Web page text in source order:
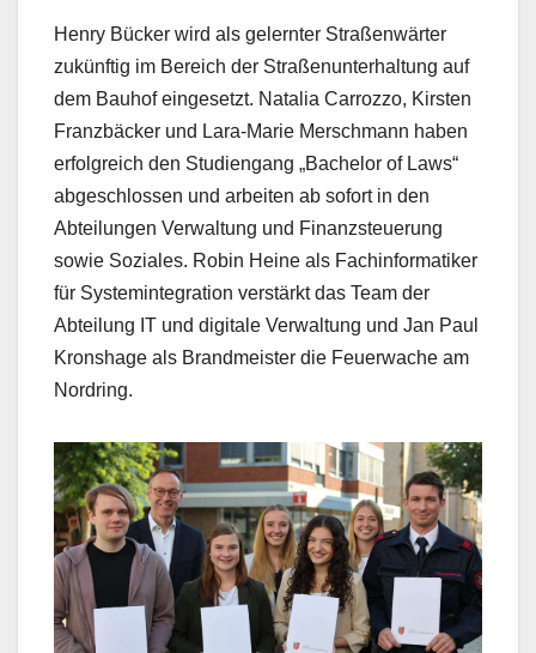
Henry Bücker wird als gelernter Straßenwärter
zukünftig im Bereich der Straßenunterhaltung auf
dem Bauhof eingesetzt. Natalia Carrozzo, Kirsten
Franzbäcker und Lara-Marie Merschmann haben
erfolgreich den Studiengang „Bachelor of Laws“
abgeschlossen und arbeiten ab sofort in den
Abteilungen Verwaltung und Finanzsteuerung
sowie Soziales. Robin Heine als Fachinformatiker
für Systemintegration verstärkt das Team der
Abteilung IT und digitale Verwaltung und Jan Paul
Kronshage als Brandmeister die Feuerwache am
Nordring.